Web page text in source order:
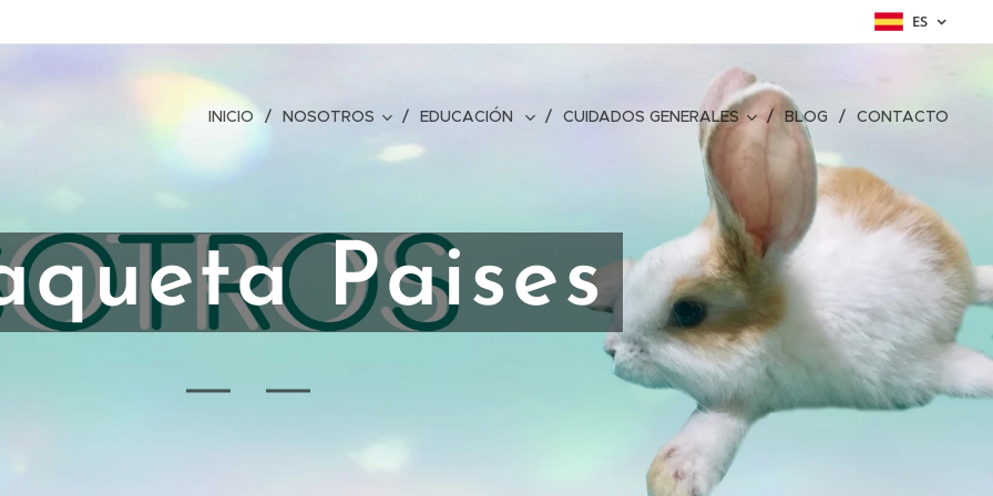
ES
INICIO NOSOTROS EDUCACIÓN CUIDADOS GENERALES BLOG CONTACTO
Paises